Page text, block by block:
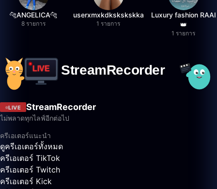
🐆ANGELICA🐆
8 รายการ
userxmxkdkskskskka
1 รายการ
Luxury fashion RAAI
👑
1 รายการ
LIVE StreamRecorder
ไม่พลาดทุกไลฟ์อีกต่อไป
ครีเอเตอร์แนะนำ
ดูครีเอเตอร์ทั้งหมด
ครีเอเตอร์ TikTok
ครีเอเตอร์ Twitch
ครีเอเตอร์ Kick